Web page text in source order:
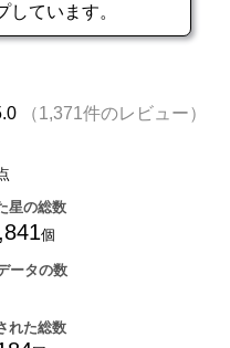
しています。
（1,371件のレビュー）
星の総数
個
ータの数
れた総数